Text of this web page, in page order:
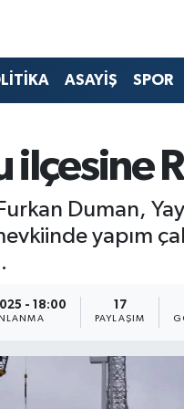
ASAYİŞ SPOR
Duman,
mevkiinde yapım
- 18:00 17
PAYLAŞIM